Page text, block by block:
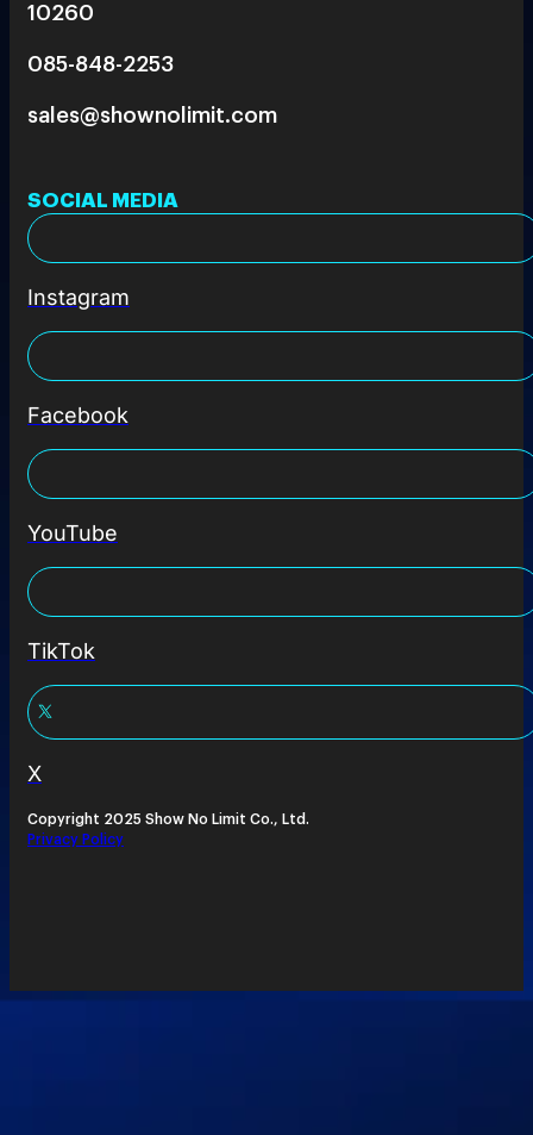
10260
085-848-2253
sales@shownolimit.com
SOCIAL MEDIA
Instagram
Facebook
YouTube
TikTok
X
Copyright 2025 Show No Limit Co., Ltd.
Privacy Policy